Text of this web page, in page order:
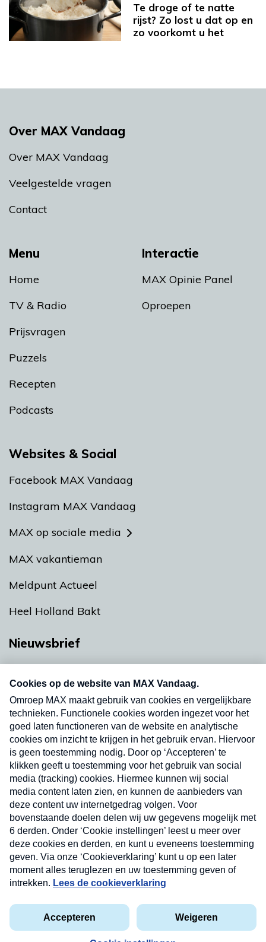
Te droge of te natte
rijst? Zo lost u dat op en
zo voorkomt u het
Menu
Home
TV & Radio
Prijsvragen
Puzzels
Recepten
Podcasts
Interactie
MAX Opinie Panel
Oproepen
Over MAX Vandaag
Over MAX Vandaag
Veelgestelde vragen
Contact
Websites & Social
Facebook MAX Vandaag
Instagram MAX Vandaag
MAX op sociale media
MAX vakantieman
Meldpunt Actueel
Heel Holland Bakt
Nieuwsbrief
nieuwsbrief. Elke vrijdag- en dinsdagochtend in
uw mailbox.
Verzend
Privacyverklaring
Cookieverklaring
Kwetsbaarheid melden
Copyright © 2026 MAX Vandaag - Omroep MAX
Nieuwsbrief
Neem hier een gratis abonnement op onze
nieuwsbrief. Elke vrijdag- en dinsdagochtend in uw